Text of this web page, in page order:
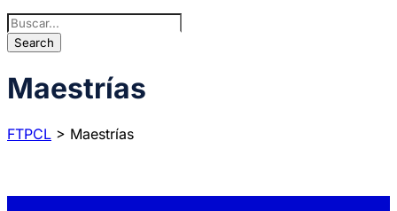
Maestrías
FTPCL > Maestrías